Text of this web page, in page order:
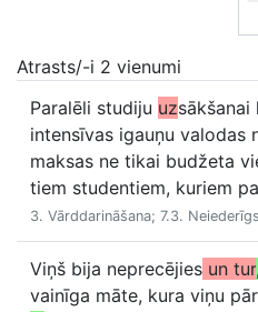
Atrasts/-i 2 vienumi
Paralēli studiju uz
intensīvas igauņu valodas
maksas ne tikai budžeta
tiem studentiem, kuriem
3. Vārddarināšana; 7.3.
Viņš bija neprecējies un tur
vainīga māte, kura viņu